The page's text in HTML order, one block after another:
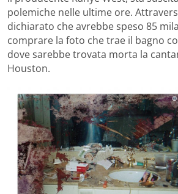
polemiche nelle ultime ore.
dichiarato che avrebbe speso 85
comprare la foto che trae il bagno
dove sarebbe trovata morta la
Houston.